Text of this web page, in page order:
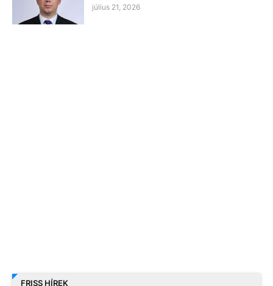
július 21, 2026
FRISS HÍREK